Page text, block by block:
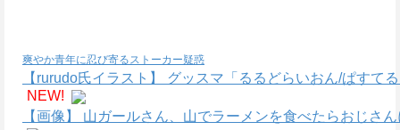
爽やか青年に忍び寄るストーカー疑惑
【rurudo氏イラスト】 グッスマ「るるどらいおん/ぱすて
NEW!
【画像】 山ガールさん、山でラーメンを食べたらおじさ